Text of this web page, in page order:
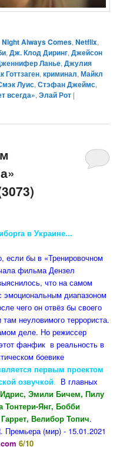
Always Comes,Netflix,
,Дж. Клод Диринг,Джейсон
Ланье,Джулия
Готтзаген,криминал,Майкл
Луис,Стэфан Джеймс,
всегда»,Элай Рот |
в Украине...
если бы в «Тренировочном
фильма Дензел
что на самом
диапазоном
чего он отвёз бы своего
неуловимого террориста.
деле. Но режиссер
фанфик в реальность в
боевике
первым проектом
озвучкой. В главных
Эмили Бичем, Пилу
Тонтери-Янг, Бобби
Велибор Топич.
Премьера (мир) - 15.01.2021
6/10